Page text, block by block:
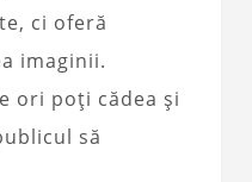
ci oferă
imaginii.
ori poți cădea și
să